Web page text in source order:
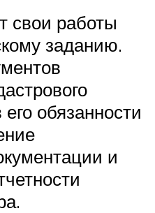
свои работы
заданию.
обязанности
и